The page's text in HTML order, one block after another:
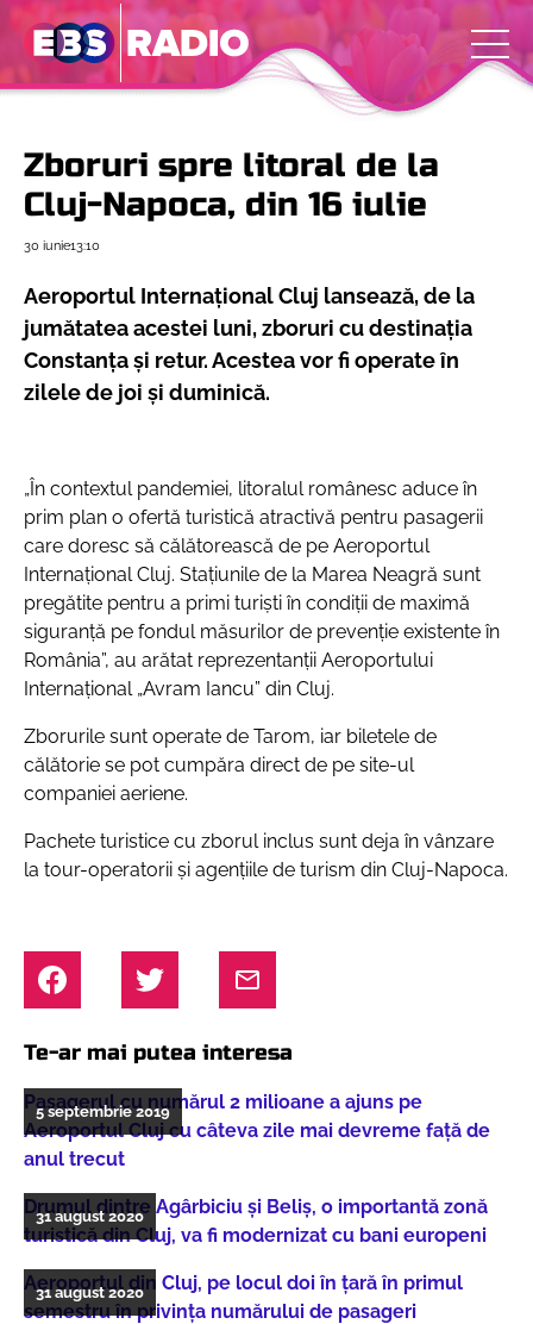
Zboruri spre litoral de la
Cluj-Napoca, din 16 iulie
30 iunie13:10
Aeroportul Internaţional Cluj lansează, de la
jumătatea acestei luni, zboruri cu destinaţia
Constanţa și retur. Acestea vor fi operate în
zilele de joi şi duminică.
„În contextul pandemiei, litoralul românesc aduce în
prim plan o ofertă turistică atractivă pentru pasagerii
care doresc să călătorească de pe Aeroportul
Internaţional Cluj. Staţiunile de la Marea Neagră sunt
pregătite pentru a primi turişti în condiţii de maximă
siguranţă pe fondul măsurilor de prevenţie existente în
România”, au arătat reprezentanții Aeroportului
Internaţional „Avram Iancu” din Cluj.
Zborurile sunt operate de Tarom, iar biletele de
călătorie se pot cumpăra direct de pe site-ul
companiei aeriene.
Pachete turistice cu zborul inclus sunt deja în vânzare
la tour-operatorii şi agenţiile de turism din Cluj-Napoca.
Te-ar mai putea interesa
Pasagerul cu numărul 2 milioane a ajuns pe
Aeroportul Cluj cu câteva zile mai devreme față de
anul trecut
5 septembrie 2019
Drumul dintre Agârbiciu și Beliș, o importantă zonă
turistică din Cluj, va fi modernizat cu bani europeni
31 august 2020
Aeroportul din Cluj, pe locul doi în țară în primul
semestru în privința numărului de pasageri
31 august 2020